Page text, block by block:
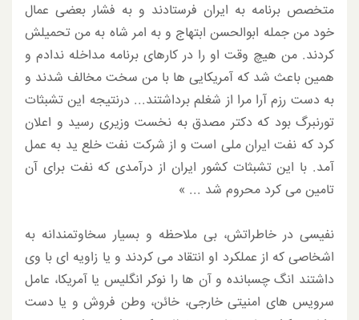
متخصص برنامه به ایران فرستادند و به فشار بعضی عمال
خود من جمله ابوالحسن ابتهاج و به امر شاه به من تحمیلش
کردند. من هیچ وقت او را در کارهای برنامه مداخله ندادم و
همین باعث شد که آمریکایی ها با من سخت مخالف شدند و
به دست رزم آرا مرا از شغلم برداشتند... درنتیجه این تشبثات
تورنبرگ بود که دکتر مصدق به نخست وزیری رسید و اعلان
کرد که نفت ایران ملی است و از شرکت نفت خلع ید به عمل
آمد. با این تشبثات کشور ایران از درآمدی که نفت برای آن
تامین می کرد محروم شد ... »
نفیسی در خاطراتش، بی ملاحظه و بسیار سخاوتمندانه به
اشخاصی که از عملکرد او انتقاد می کردند و یا زاویه ای با وی
داشتند انگ چسبانده و آن ها را نوکر انگلیس یا آمریکا، عامل
سرویس های امنیتی خارجی، خائن، وطن فروش و یا دست